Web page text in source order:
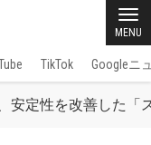
MENU
TikTok Googleニ
安定性を改善した「